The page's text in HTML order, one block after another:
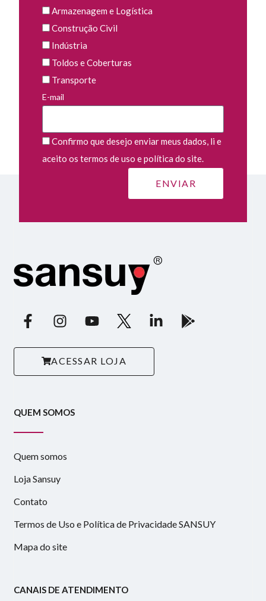
Armazenagem e Logística
Construção Civil
Indústria
Toldos e Coberturas
Transporte
E-mail
Confirmo que desejo enviar meus dados, li e
aceito os termos de uso e política do site.
ACESSAR LOJA
QUEM SOMOS
Quem somos
Loja Sansuy
Contato
Termos de Uso e Política de Privacidade SANSUY
Mapa do site
CANAIS DE ATENDIMENTO